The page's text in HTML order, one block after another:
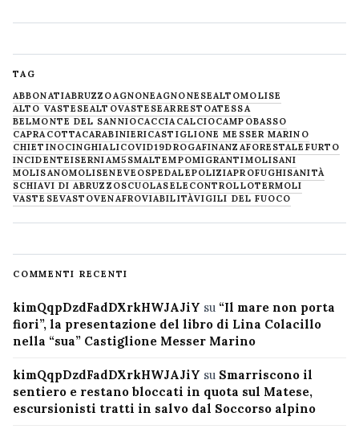
TAG
ABBONATIABRUZZOAGNONEAGNONESEALTOMOLISE
ALTO VASTESEALTOVASTESEARRESTOATESSA
BELMONTE DEL SANNIOCACCIACALCIOCAMPOBASSO
CAPRACOTTACARABINIERICASTIGLIONE MESSER MARINO
CHIETINOCINGHIALICOVID19DROGAFINANZAFORESTALE FURTO
INCIDENTEISERNIAM5SMALTEMPOMIGRANTIMOLISANI
MOLISANOMOLISENEVE OSPEDALEPOLIZIAPROFUGHISANITÀ
SCHIAVI DI ABRUZZOSCUOLASELECONTROLLOTERMOLI
VASTESEVASTOVENAFROVIABILITÀVIGILI DEL FUOCO
COMMENTI RECENTI
kimQqpDzdFadDXrkHWJAJiY su “Il mare non porta
fiori”, la presentazione del libro di Lina Colacillo
nella “sua” Castiglione Messer Marino
kimQqpDzdFadDXrkHWJAJiY su Smarriscono il
sentiero e restano bloccati in quota sul Matese,
escursionisti tratti in salvo dal Soccorso alpino